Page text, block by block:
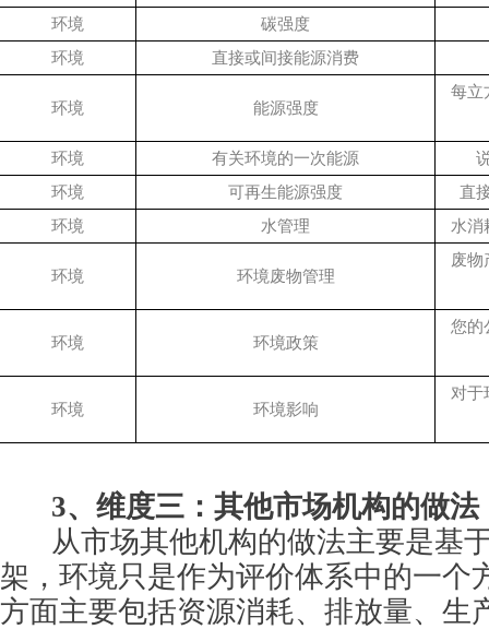
环境
碳强度
环境
直接或间接能源消费
环境 能源强度
每立
环境 有关环境的一次能源
环境
可再生能源强度
直
环境
水管理 水消
环境 环境废物管理
废物
环境 环境政策
您的
环境 环境影响
对于
3、维度三：其他市场机构的做法
从市场其他机构的做法主要是基
架，环境只是作为评价体系中的一个
方面主要包括资源消耗、排放量、生